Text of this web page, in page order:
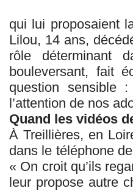
qui lui proposaient
Lilou, 14 ans,
rôle déterminant
bouleversant, fait
question sensible
l’attention de nos
Quand les vidéos
À Treillières, en
dans le téléphone
« On croit qu’ils
leur propose autre